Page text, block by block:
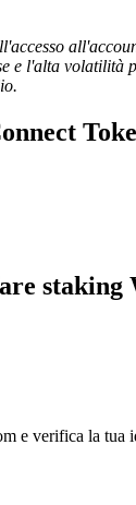
e l'alta volatilità
staking
e verifica la tua